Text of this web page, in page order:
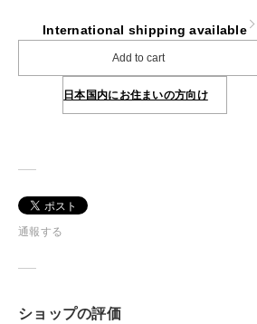
International shipping available
Add to cart
日本国内にお住まいの方向け
通報する
ショップの評価